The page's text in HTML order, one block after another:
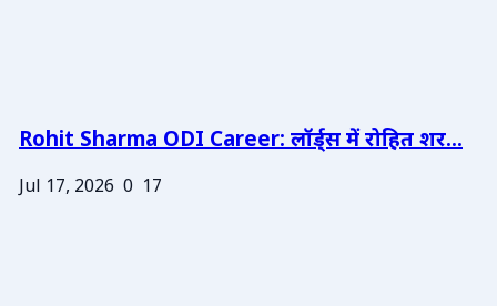
Rohit Sharma ODI Career: लॉर्ड्स में रोहित शर...
Jul 17, 2026 0 17